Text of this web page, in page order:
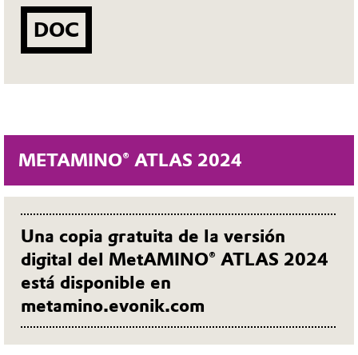
DOC
METAMINO® ATLAS 2024
Una copia gratuita de la versión
digital del MetAMINO® ATLAS 2024
está disponible en
metamino.evonik.com